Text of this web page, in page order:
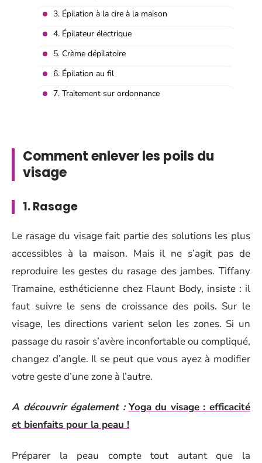
3. Épilation à la cire à la maison
4. Épilateur électrique
5. Crème dépilatoire
6. Épilation au fil
7. Traitement sur ordonnance
Comment enlever les poils du
visage
1. Rasage
Le rasage du visage fait partie des solutions les plus
accessibles à la maison. Mais il ne s’agit pas de
reproduire les gestes du rasage des jambes. Tiffany
Tramaine, esthéticienne chez Flaunt Body, insiste : il
faut suivre le sens de croissance des poils. Sur le
visage, les directions varient selon les zones. Si un
passage du rasoir s’avère inconfortable ou compliqué,
changez d’angle. Il se peut que vous ayez à modifier
votre geste d’une zone à l’autre.
A découvrir également : Yoga du visage : efficacité
et bienfaits pour la peau !
Préparer la peau compte tout autant que la